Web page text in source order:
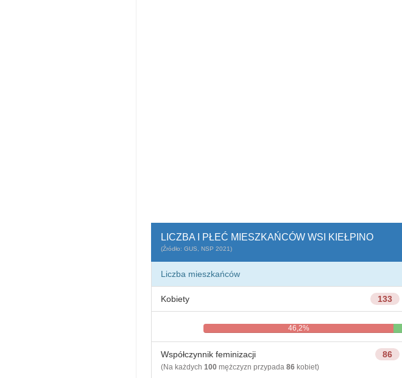
LICZBA I PŁEĆ MIESZKAŃCÓW WSI KIEŁPINO
(Źródło: GUS, NSP 2021)
Liczba mieszkańców
133
Kobiety
46,2%
86
Współczynnik feminizacji
(Na każdych 100mężczyzn przypada 86kobiet)